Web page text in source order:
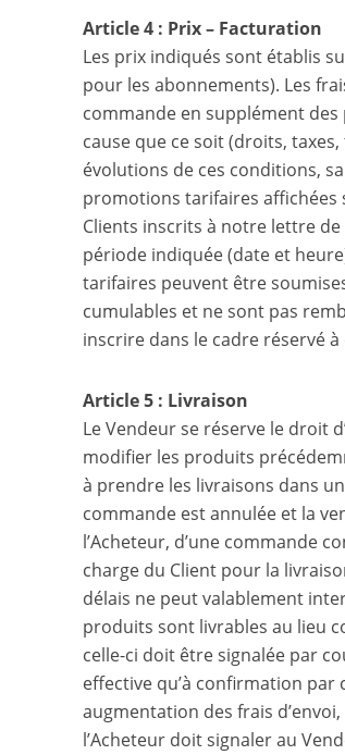
Article 4 : Prix – Facturation
Les prix indiqués sont établis
pour les abonnements). Les
commande en supplément
cause que ce soit (droits,
évolutions de ces conditions,
promotions tarifaires affichées
Clients inscrits à notre lettre
période indiquée (date et
tarifaires peuvent être
cumulables et ne sont pas
inscrire dans le cadre réservé
Article 5 : Livraison
Le Vendeur se réserve le droit
modifier les produits
à prendre les livraisons dans
commande est annulée et la
l’Acheteur, d’une commande
charge du Client pour la
délais ne peut valablement
produits sont livrables au lieu
celle-ci doit être signalée par
effective qu’à confirmation par
augmentation des frais
l’Acheteur doit signaler au